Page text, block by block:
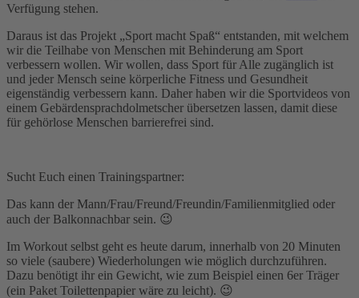
Verfügung stehen.
Daraus ist das Projekt „Sport macht Spaß“ entstanden, mit welchem
wir die Teilhabe von Menschen mit Behinderung am Sport
verbessern wollen. Wir wollen, dass Sport für Alle zugänglich ist
und jeder Mensch seine körperliche Fitness und Gesundheit
eigenständig verbessern kann. Daher haben wir die Sportvideos von
einem Gebärdensprachdolmetscher übersetzen lassen, damit diese
für gehörlose Menschen barrierefrei sind.
Sucht Euch einen Trainingspartner:
Das kann der Mann/Frau/Freund/Freundin/Familienmitglied oder
auch der Balkonnachbar sein. 😉
Im Workout selbst geht es heute darum, innerhalb von 20 Minuten
so viele (saubere) Wiederholungen wie möglich durchzuführen.
Dazu benötigt ihr ein Gewicht, wie zum Beispiel einen 6er Träger
(ein Paket Toilettenpapier wäre zu leicht). 😉